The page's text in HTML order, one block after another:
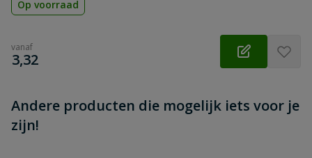
Op voorraad
vanaf
€
3,32
Andere producten die mogelijk iets voor je
zijn!